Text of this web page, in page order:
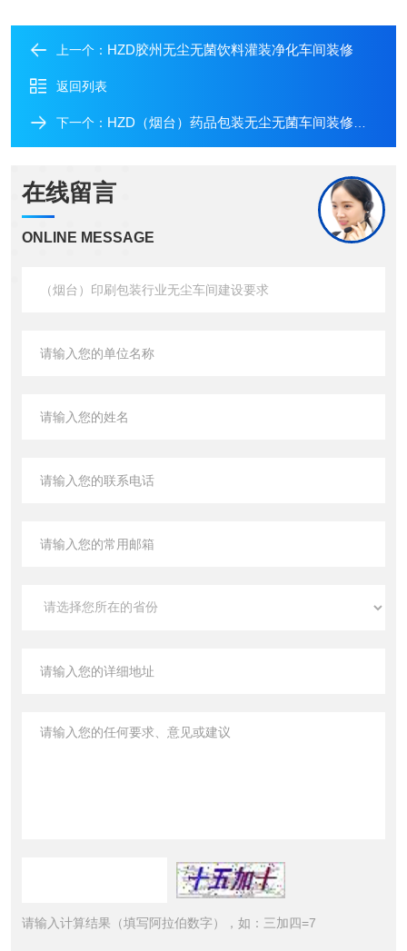
上一个： HZD胶州无尘无菌饮料灌装净化车间装修
返回列表
下一个： HZD（烟台）药品包装无尘无菌车间装修工程
在线留言
ONLINE MESSAGE
请输入计算结果（填写阿拉伯数字），如：三加四=7